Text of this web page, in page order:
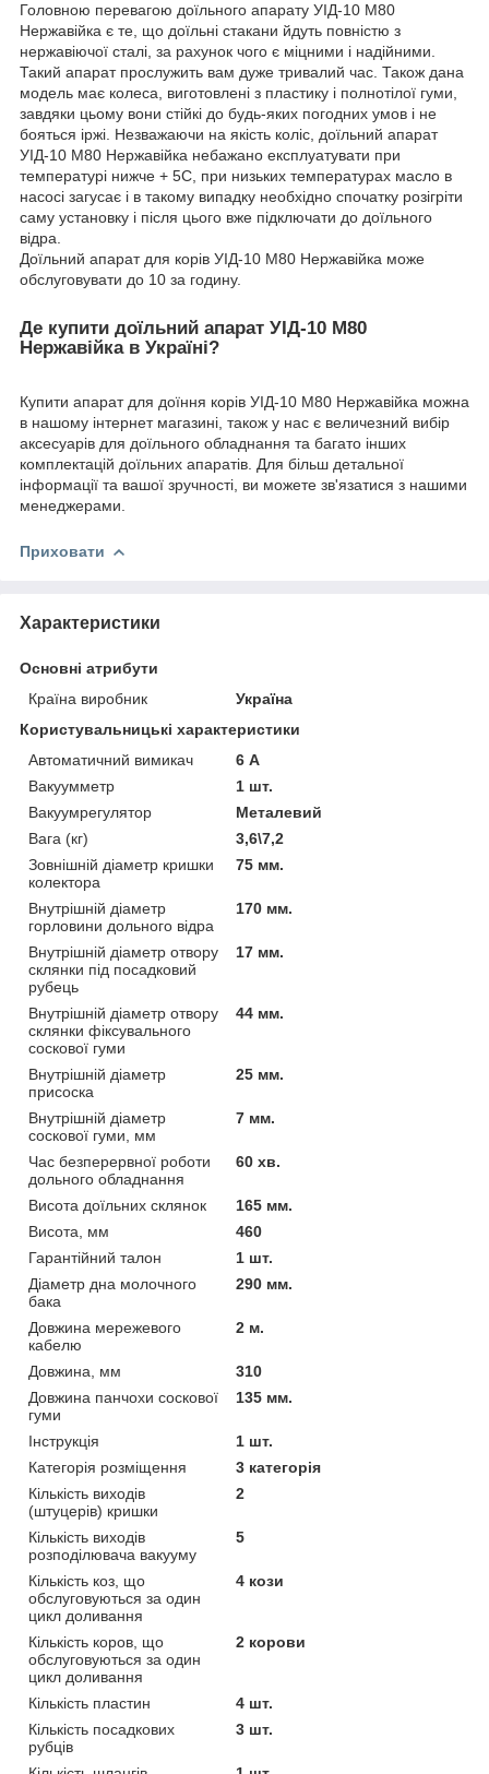
Головною перевагою доїльного апарату УІД-10 М80
Нержавійка є те, що доїльні стакани йдуть повністю з
нержавіючої сталі, за рахунок чого є міцними і надійними.
Такий апарат прослужить вам дуже тривалий час. Також дана
модель має колеса, виготовлені з пластику і полнотілої гуми,
завдяки цьому вони стійкі до будь-яких погодних умов і не
бояться іржі. Незважаючи на якість коліс, доїльний апарат
УІД-10 М80 Нержавійка небажано експлуатувати при
температурі нижче + 5С, при низьких температурах масло в
насосі загусає і в такому випадку необхідно спочатку розігріти
саму установку і після цього вже підключати до доїльного
відра.
Доїльний апарат для корів УІД-10 М80 Нержавійка може
обслуговувати до 10 за годину.
Де купити доїльний апарат УІД-10 М80
Нержавійка в Україні?
Купити апарат для доїння корів УІД-10 М80 Нержавійка можна
в нашому інтернет магазині, також у нас є величезний вибір
аксесуарів для доїльного обладнання та багато інших
комплектацій доїльних апаратів. Для більш детальної
інформації та вашої зручності, ви можете зв'язатися з нашими
менеджерами.
Приховати
Характеристики
Основні атрибути
Країна виробник
Україна
Користувальницькі характеристики
Автоматичний вимикач
6 А
Вакуумметр
1 шт.
Вакуумрегулятор
Металевий
Вага (кг)
3,6\7,2
Зовнішній діаметр кришки
колектора
75 мм.
Внутрішній діаметр
горловини дольного відра
170 мм.
Внутрішній діаметр отвору
склянки під посадковий
рубець
17 мм.
Внутрішній діаметр отвору
склянки фіксувального
соскової гуми
44 мм.
Внутрішній діаметр
присоска
25 мм.
Внутрішній діаметр
соскової гуми, мм
7 мм.
Час безперервної роботи
дольного обладнання
60 хв.
Висота доїльних склянок
165 мм.
Висота, мм
460
Гарантійний талон
1 шт.
Діаметр дна молочного
бака
290 мм.
Довжина мережевого
кабелю
2 м.
Довжина, мм
310
Довжина панчохи соскової
гуми
135 мм.
Інструкція
1 шт.
Категорія розміщення
3 категорія
Кількість виходів
(штуцерів) кришки
2
Кількість виходів
розподілювача вакууму
5
Кількість коз, що
обслуговуються за один
цикл доливання
4 кози
Кількість коров, що
обслуговуються за один
цикл доливання
2 корови
Кількість пластин
4 шт.
Кількість посадкових
рубців
3 шт.